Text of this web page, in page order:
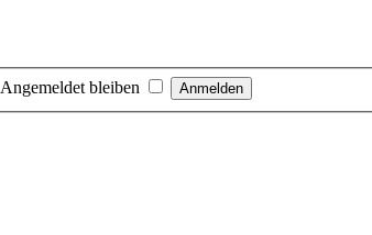
Angemeldet bleiben